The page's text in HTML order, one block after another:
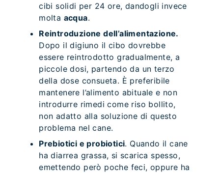
cibi solidi per 24 ore, dandogli invece
molta acqua.
Reintroduzione dell’alimentazione.
Dopo il digiuno il cibo dovrebbe
essere reintrodotto gradualmente, a
piccole dosi, partendo da un terzo
della dose consueta. È preferibile
mantenere l’alimento abituale e non
introdurre rimedi come riso bollito,
non adatto alla soluzione di questo
problema nel cane.
Prebiotici e probiotici. Quando il cane
ha diarrea grassa, si scarica spesso,
emettendo però poche feci, oppure ha